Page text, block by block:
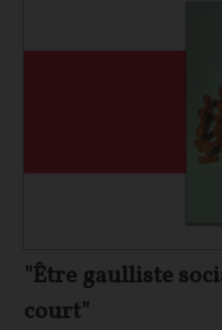
"Être gaulliste
court"